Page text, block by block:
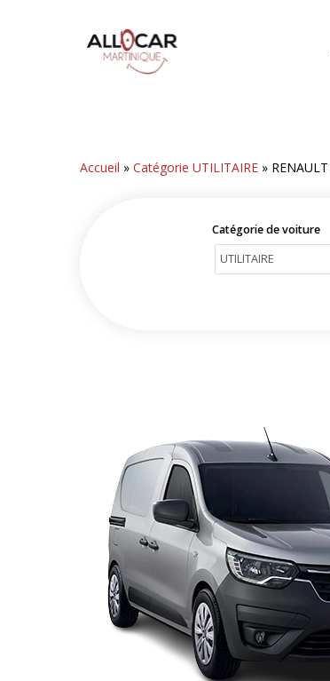
Accueil »Catégorie UTILITAIRE » RENAULT
Catégorie de voiture